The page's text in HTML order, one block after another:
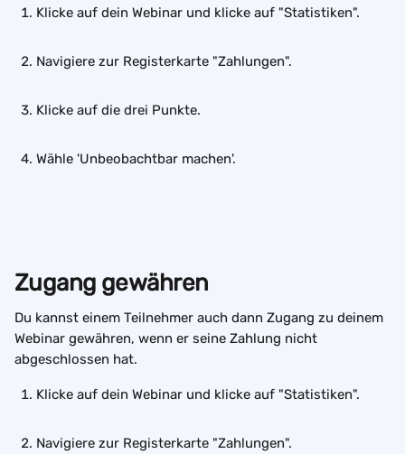
Klicke auf dein Webinar und klicke auf "Statistiken".
Navigiere zur Registerkarte "Zahlungen".
Klicke auf die drei Punkte.
Wähle 'Unbeobachtbar machen'.
Zugang gewähren
Du kannst einem Teilnehmer auch dann Zugang zu deinem
Webinar gewähren, wenn er seine Zahlung nicht
abgeschlossen hat.
Klicke auf dein Webinar und klicke auf "Statistiken".
Navigiere zur Registerkarte "Zahlungen".